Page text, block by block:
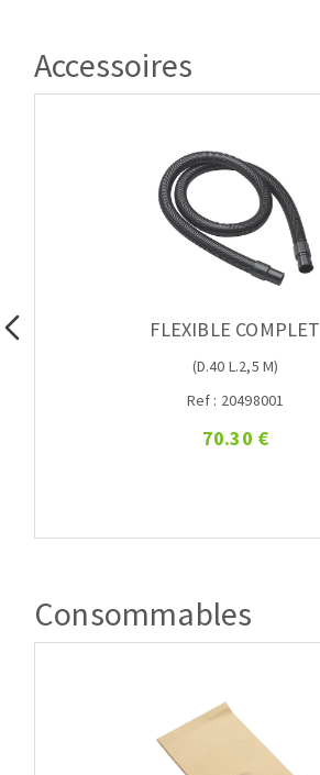
Accessoires
FLEXIBLE COMPLET
(D.40 L.2,5 M)
Ref : 20498001
70.30 €
Consommables